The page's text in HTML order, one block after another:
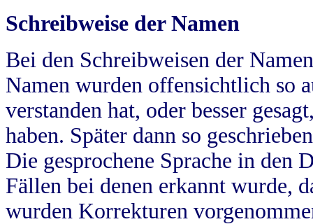
Schreibweise der Namen
Bei den Schreibweisen der
Namen wurden offensichtlich so
verstanden hat, oder besser
haben. Später dann so
Die gesprochene Sprache in
Fällen bei denen erkannt wurde,
wurden Korrekturen